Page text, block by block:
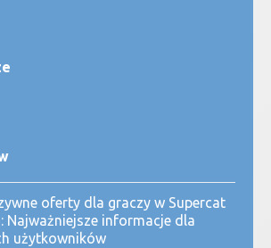
oferty dla graczy w Supercat
Najważniejsze informacje dla
użytkowników